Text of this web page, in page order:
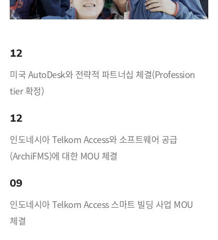
12
미국 AutoDesk와 전략적 파트너십 체결(Profession
tier 확정)
12
인도네시아 Telkom Access와 소프트웨어 공급
(ArchiFMS)에 대한 MOU 체결
09
인도네시아 Telkom Access 스마트 빌딩 사업 MOU
체결